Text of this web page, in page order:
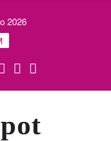
2026